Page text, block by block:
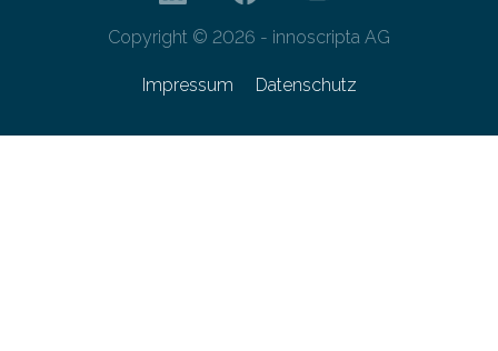
Copyright © 2026 - innoscripta AG
Impressum Datenschutz